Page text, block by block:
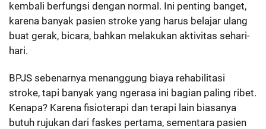
kembali berfungsi dengan normal. Ini penting banget,
karena banyak pasien stroke yang harus belajar ulang
buat gerak, bicara, bahkan melakukan aktivitas sehari-
hari.
BPJS sebenarnya menanggung biaya rehabilitasi
stroke, tapi banyak yang ngerasa ini bagian paling ribet.
Kenapa? Karena fisioterapi dan terapi lain biasanya
butuh rujukan dari faskes pertama, sementara pasien